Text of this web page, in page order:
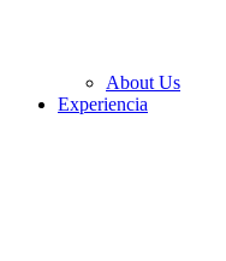
About Us
Experiencia